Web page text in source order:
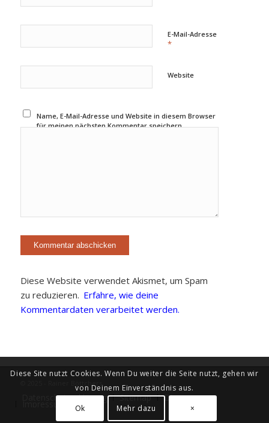
E-Mail-Adresse
*
Website
Name, E-Mail-Adresse und Website in diesem Browser
für meinen nächsten Kommentar speichern.
Diese Website verwendet Akismet, um Spam
zu reduzieren. Erfahre, wie deine
Kommentardaten verarbeitet werden.
Datenschutzerklärung Sitemap Diary
Diese Site nutzt Cookies. Wenn Du weiter die Seite nutzt, gehen wir
von Deinem Einverständnis aus.
Ok
Mehr dazu ×